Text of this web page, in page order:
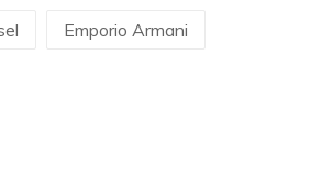
Emporio Armani